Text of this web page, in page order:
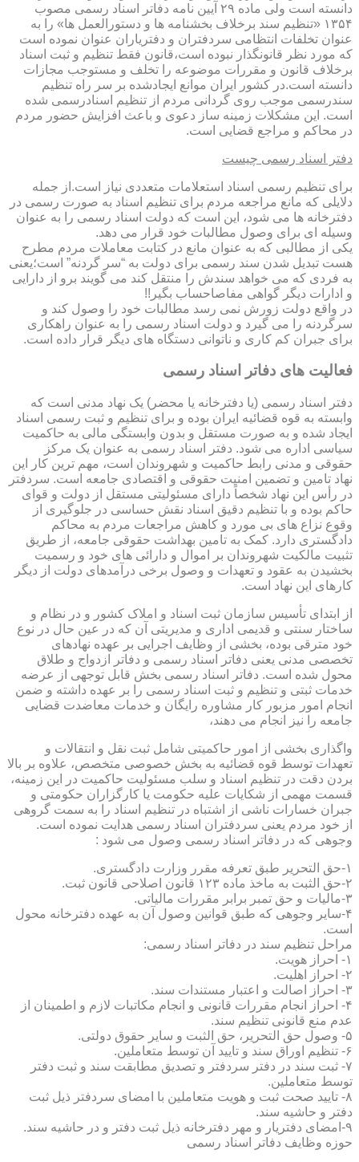
دانسته است ولی ماده ۲۹ آیین نامه دفاتر اسناد رسمی مصوب
۱۳۵۴ «تنظیم سند برخلاف بخشنامه ها و دستورالعمل ها» را به
عنوان تخلفات انتظامی سردفتران و دفتریاران عنوان نموده است
که مورد نظر قانونگذار نبوده است،قانون فقط تنظیم و ثبت اسناد
برخلاف قانون و مقررات موضوعه را تخلف و مستوجب مجازات
دانسته است.در کشور ایران موانع ایجادشده بر سر راه تنظیم
سندرسمی موجب روی گردانی مردم از تنظیم اسنادرسمی شده
است. این مشکلات زمینه ساز دعوی و باعث افزایش حضور مردم
در محاکم و مراجع قضایی است.
دفتر اسناد رسمی چیست
برای تنظیم رسمی اسناد استعلامات متعددی نیاز است.از جمله
دلایلی که مانع مراجعه مردم برای تنظیم اسناد به صورت رسمی در
دفترخانه ها می شود، این است که دولت اسناد رسمی را به عنوان
وسیله ای برای وصول مطالبات خود قرار می دهد.
یکی از مطالبی که به عنوان مانع در کتابت معاملات مردم مطرح
هست تبدیل شدن سند رسمی برای دولت به “سر گردنه” است؛یعنی
به فردی که می خواهد سندش را منتقل کند می گویند برو از دارایی
و ادارات دیگر گواهی مفاصاحساب بگیر!!
در واقع دولت زورش نمی رسد مطالبات خود را وصول کند و
سرگردنه را می گیرد و دولت اسناد رسمی را به عنوان راهکاری
برای جبران کم کاری و ناتوانی دستگاه های دیگر قرار داده است.
فعالیت های دفاتر اسناد رسمی
دفتر اسناد رسمی (یا دفترخانه یا محضر) یک نهاد مدنی است که
وابسته به قوه قضائیه ایران بوده و برای تنظیم و ثبت رسمی اسناد
ایجاد شده و به صورت مستقل و بدون وابستگی مالی به حاکمیت
سیاسی اداره می شود. دفتر اسناد رسمی به عنوان یک مرکز
حقوقی و مدنی رابط حاکمیت و شهروندان است، مهم ترین کار این
نهاد تامین و تضمین امنیت حقوقی و اقتصادی جامعه است. سردفتر
در رأس این نهاد شخصاً دارای مسئولیتی مستقل از دولت و قوای
حاکم بوده و با تنظیم دقیق اسناد نقش حساسی در جلوگیری از
وقوع نزاع های بی مورد و کاهش مراجعات مردم به محاکم
دادگستری دارد. کمک به تامین بهداشت حقوقی جامعه، از طریق
تثبیت مالکیت شهروندان بر اموال و دارائی های خود و رسمیت
بخشیدن به عقود و تعهدات و وصول برخی درآمدهای دولت از دیگر
کارهای این نهاد است.
از ابتدای تأسیس سازمان ثبت اسناد و املاک کشور و در نظام و
ساختار سنتی و قدیمی اداری و مدیریتی آن که در عین حال در نوع
خود مترقی بوده، بخشی از وظایف اجرایی بر عهده نهادهای
تخصصی مدنی یعنی دفاتر اسناد رسمی و دفاتر ازدواج و طلاق
محول شده است. دفاتر اسناد رسمی بخش قابل توجهی از عرضه
خدمات ثبتی و تنظیم و ثبت اسناد رسمی را بر عهده داشته و ضمن
انجام امور مزبور کار مشاوره رایگان و خدمات معاضدت قضایی
جامعه را نیز انجام می دهند،
واگذاری بخشی از امور حاکمیتی شامل ثبت نقل و انتقالات و
تعهدات توسط قوه قضائیه به بخش خصوصی متخصص، علاوه بر بالا
بردن دقت در تنظیم اسناد و سلب مسئولیت حاکمیت در این زمینه،
قسمت مهمی از شکایات علیه حکومت یا کارگزاران حکومتی و
جبران خسارات ناشی از اشتباه در تنظیم اسناد را به سمت گروهی
از خود مردم یعنی سردفتران اسناد رسمی هدایت نموده است.
وجوهی که در دفاتر اسناد رسمی وصول می شود :
۱-حق التحریر طبق تعرفه مقرر وزارت دادگستری.
۲-حق الثبت به ماخذ ماده ۱۲۳ قانون اصلاحی قانون ثبت.
۳-مالیات و حق تمبر برابر مقررات مالیاتی.
۴-سایر وجوهی که طبق قوانین وصول آن به عهده دفترخانه محول
است.
مراحل تنظیم سند در دفاتر اسناد رسمی:
۱- احراز هویت.
۲- احراز اهلیت.
۳- احراز اصالت و اعتبار مستندات سند.
۴- احراز انجام مقررات قانونی و انجام مکاتبات لازم و اطمینان از
عدم منع قانونی تنظیم سند.
۵- وصول حق التحریر، حق الثبت و سایر حقوق دولتی.
۶- تنظیم اوراق سند و تایید آن توسط متعاملین.
۷- ثبت سند در دفتر سردفتر و تصدیق مطابقت سند و ثبت دفتر
توسط متعاملین.
۸- تایید صحت ثبت و هویت متعاملین با امضای سردفتر ذیل ثبت
دفتر و حاشیه سند.
۹-امضای دفتریار و مهر دفترخانه ذیل ثبت دفتر و در حاشیه سند.
حوزه وظایف دفاتر اسناد رسمی